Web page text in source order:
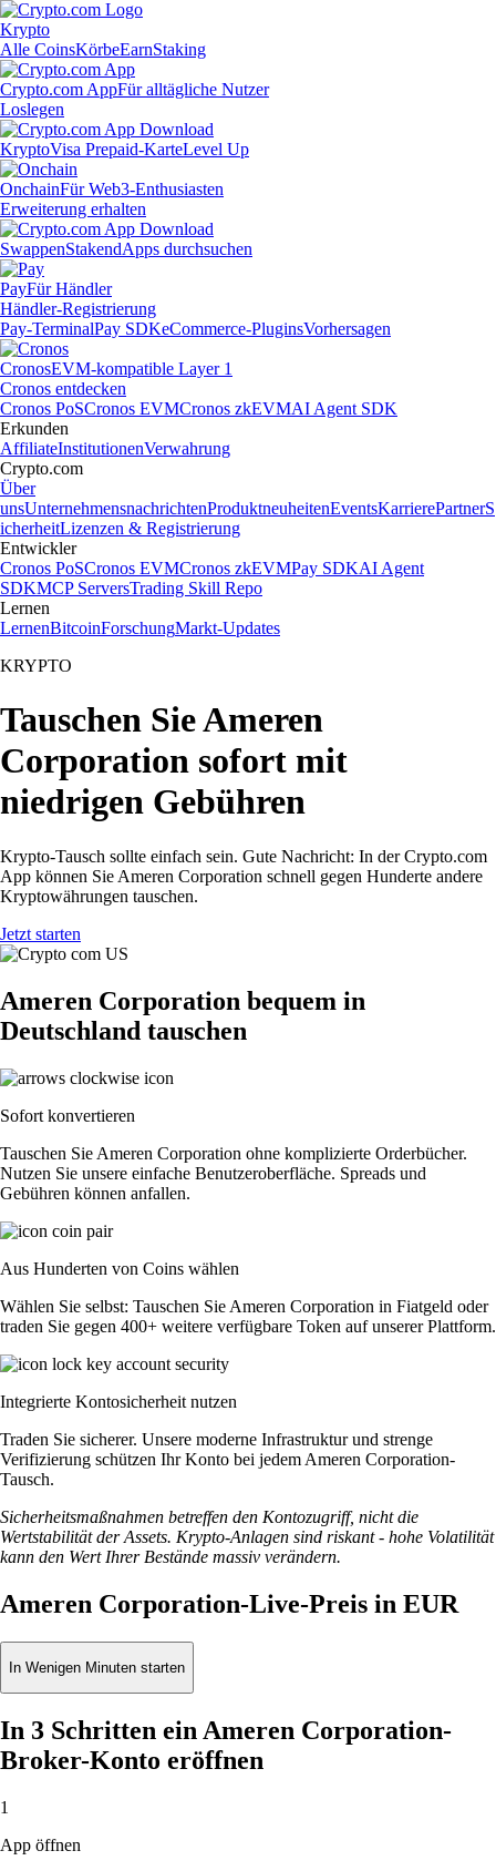
Krypto
Alle CoinsKörbeEarnStaking
Crypto.com AppFür alltägliche Nutzer
Loslegen
KryptoVisa Prepaid-KarteLevel Up
OnchainFür Web3-Enthusiasten
Erweiterung erhalten
SwappenStakendApps durchsuchen
PayFür Händler
Händler-Registrierung
Pay-TerminalPay SDKeCommerce-PluginsVorhersagen
CronosEVM-kompatible Layer 1
Cronos entdecken
Cronos PoSCronos EVMCronos zkEVMAI Agent SDK
Erkunden
AffiliateInstitutionenVerwahrung
Crypto.com
Über
unsUnternehmensnachrichtenProduktneuheitenEventsKarrierePartnerS
icherheitLizenzen & Registrierung
Entwickler
Cronos PoSCronos EVMCronos zkEVMPay SDKAI Agent
SDKMCP ServersTrading Skill Repo
Lernen
LernenBitcoinForschungMarkt-Updates
KRYPTO
Tauschen Sie Ameren
Corporation sofort mit
niedrigen Gebühren
Krypto-Tausch sollte einfach sein. Gute Nachricht: In der Crypto.com
App können Sie Ameren Corporation schnell gegen Hunderte andere
Kryptowährungen tauschen.
Jetzt starten
Ameren Corporation bequem in
Deutschland tauschen
Sofort konvertieren
Tauschen Sie Ameren Corporation ohne komplizierte Orderbücher.
Nutzen Sie unsere einfache Benutzeroberfläche. Spreads und
Gebühren können anfallen.
Aus Hunderten von Coins wählen
Wählen Sie selbst: Tauschen Sie Ameren Corporation in Fiatgeld oder
traden Sie gegen 400+ weitere verfügbare Token auf unserer Plattform.
Integrierte Kontosicherheit nutzen
Traden Sie sicherer. Unsere moderne Infrastruktur und strenge
Verifizierung schützen Ihr Konto bei jedem Ameren Corporation-
Tausch.
Sicherheitsmaßnahmen betreffen den Kontozugriff, nicht die
Wertstabilität der Assets. Krypto-Anlagen sind riskant - hohe Volatilität
kann den Wert Ihrer Bestände massiv verändern.
Ameren Corporation-Live-Preis in EUR
In Wenigen Minuten starten
In 3 Schritten ein Ameren Corporation-
Broker-Konto eröffnen
1
App öffnen